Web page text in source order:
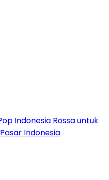
Indonesia Rossa untuk
Indonesia